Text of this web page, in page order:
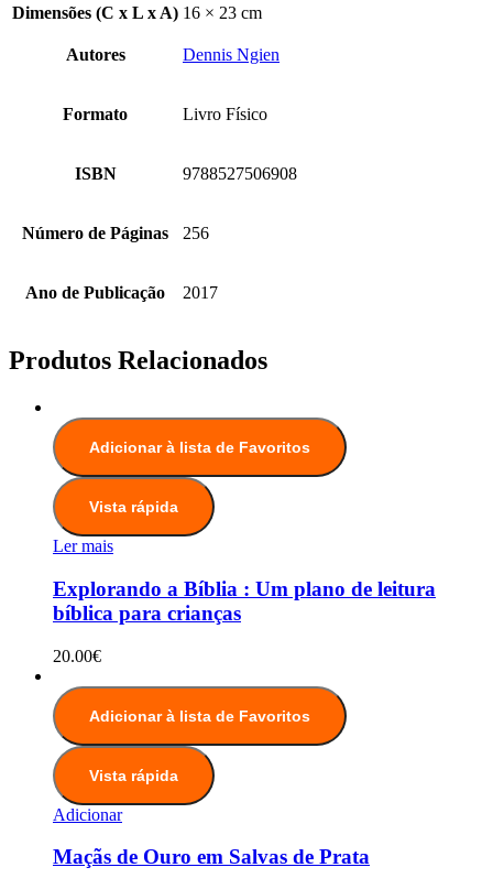
Dimensões (C x L x A) 16 × 23 cm
Autores Dennis Ngien
Formato Livro Físico
ISBN 9788527506908
Número de Páginas 256
Ano de Publicação 2017
Produtos Relacionados
Adicionar à lista de Favoritos
Vista rápida
Ler mais
Explorando a Bíblia : Um plano de leitura
bíblica para crianças
20.00€
Adicionar à lista de Favoritos
Vista rápida
Adicionar
Maçãs de Ouro em Salvas de Prata